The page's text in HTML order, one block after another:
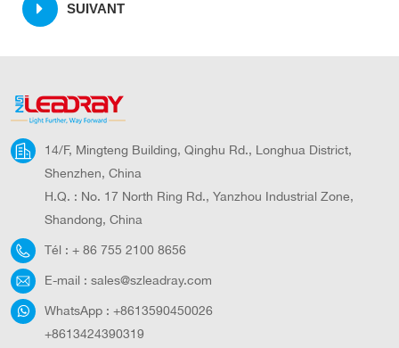
SUIVANT
14/F, Mingteng Building, Qinghu Rd., Longhua District,
Shenzhen, China
H.Q. : No. 17 North Ring Rd., Yanzhou Industrial Zone,
Shandong, China
Tél : + 86 755 2100 8656
E-mail : sales@szleadray.com
WhatsApp : +8613590450026
+8613424390319